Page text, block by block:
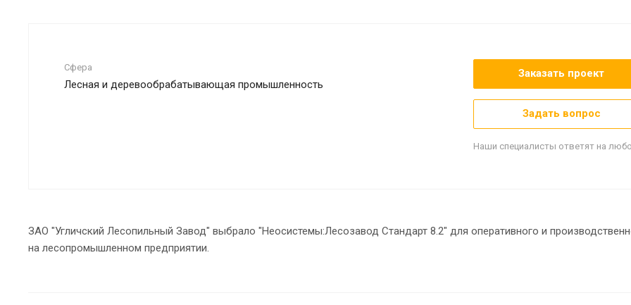
Сфера
Лесная и деревообрабатывающая промышленность
Заказать проект
Задать вопрос
Наши специалисты ответят на
ЗАО "Угличский Лесопильный Завод" выбрало "Неосистемы:Лесозавод Стандарт 8.2" для оперативного и
на лесопромышленном предприятии.